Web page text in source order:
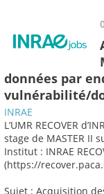
données par
vulnérabilité/
INRAE
L’UMR RECOVER
stage de MASTER II
Institut : INRAE
(https://
Sujet : Acquisition